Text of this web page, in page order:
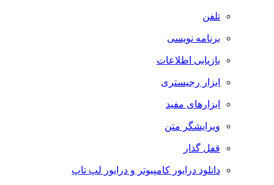
تلفن
برنامه نویسی
بازیابی اطلاعات
ابزار رجیستری
ابزارهای مفید
ویرایشگر متن
قفل گذار
دانلود درایور کامپیوتر و درایور لپ تاپ